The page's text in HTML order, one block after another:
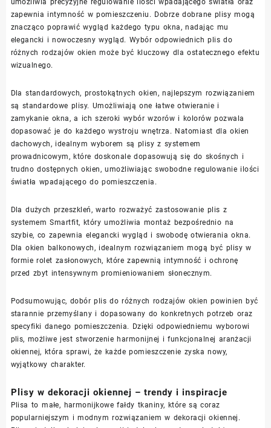
zapewnia intymność w pomieszczeniu. Dobrze dobrane plisy mogą
znacząco poprawić wygląd każdego typu okna, nadając mu
elegancki i nowoczesny wygląd. Wybór odpowiednich plis do
różnych rodzajów okien może być kluczowy dla ostatecznego efektu
wizualnego.
Dla standardowych, prostokątnych okien, najlepszym rozwiązaniem
są standardowe plisy. Umożliwiają one łatwe otwieranie i
zamykanie okna, a ich szeroki wybór wzorów i kolorów pozwala
dopasować je do każdego wystroju wnętrza. Natomiast dla okien
dachowych, idealnym wyborem są plisy z systemem
prowadnicowym, które doskonale dopasowują się do skośnych i
trudno dostępnych okien, umożliwiając swobodne regulowanie ilości
światła wpadającego do pomieszczenia.
Dla dużych przeszkleń, warto rozważyć zastosowanie plis z
systemem Smartfit, który umożliwia montaż bezpośrednio na
szybie, co zapewnia elegancki wygląd i swobodę otwierania okna.
Dla okien balkonowych, idealnym rozwiązaniem mogą być plisy w
formie rolet zasłonowych, które zapewnią intymność i ochronę
przed zbyt intensywnym promieniowaniem słonecznym.
Podsumowując, dobór plis do różnych rodzajów okien powinien być
starannie przemyślany i dopasowany do konkretnych potrzeb oraz
specyfiki danego pomieszczenia. Dzięki odpowiedniemu wyborowi
plis, możliwe jest stworzenie harmonijnej i funkcjonalnej aranżacji
okiennej, która sprawi, że każde pomieszczenie zyska nowy,
wyjątkowy charakter.
Plisy w dekoracji okiennej – trendy i inspiracje
Plisa to małe, harmonijkowe fałdy tkaniny, które są coraz
popularniejszym i modnym rozwiązaniem w dekoracji okiennej.